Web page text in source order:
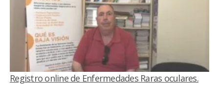
Registro online de Enfermedades Raras oculares.